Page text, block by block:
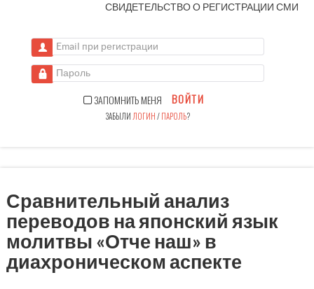
СВИДЕТЕЛЬСТВО О РЕГИСТРАЦИИСМИ
Email при регистрации
Пароль
ЗАПОМНИТЬ МЕНЯ ВОЙТИ
ЗАБЫЛИ ЛОГИН/ПАРОЛЬ?
Сравнительный анализ
переводов на японский язык
молитвы «Отче наш» в
диахроническом аспекте